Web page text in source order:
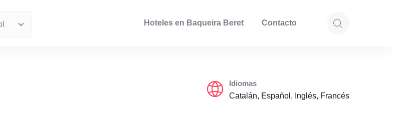
Hoteles en Baqueira Beret Contacto
Idiomas
Catalán, Español, Inglés, Francés